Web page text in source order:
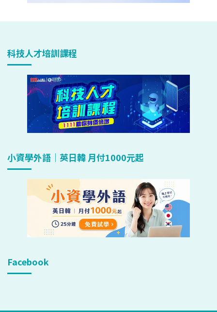
科技人才培訓課程
小資學外語｜英日韓 月付1000元起
Facebook